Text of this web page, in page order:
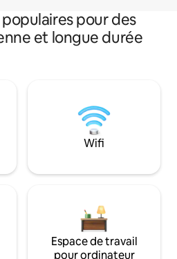
pour des
et longue durée
Wifi
Espace de travail
pour ordinateur